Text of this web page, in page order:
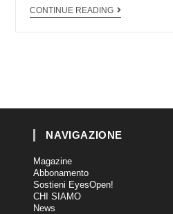
CONTINUE READING
NAVIGAZIONE
Magazine
Abbonamento
Sostieni EyesOpen!
CHI SIAMO
News